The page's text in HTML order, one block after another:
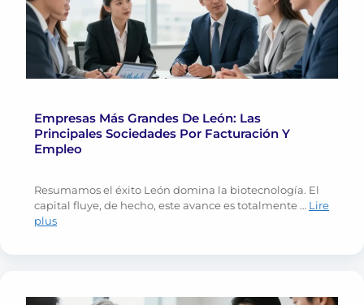
Empresas Más Grandes De León: Las
Principales Sociedades Por Facturación Y
Empleo
Resumamos el éxito León domina la biotecnología. El
capital fluye, de hecho, este avance es totalmente … Lire
plus